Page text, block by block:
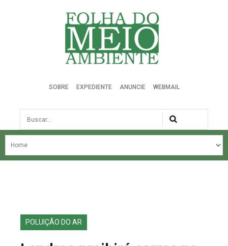
Folha do Meio Ambiente
SOBRE EXPEDIENTE ANUNCIE WEBMAIL
Busca
NOSSA HISTÓRIA
EDIÇÕES ANTERIORES
POLUIÇÃO DO AR